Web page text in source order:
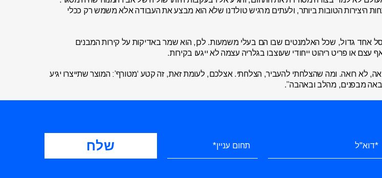
היצירות הטובות ביותר, ולעתים מרגיש טולדנו שלא הוא מבצע את העבודה אלא משמש רק ככלי
אחד גדול, שכל האלמנטים שבו הם בעלי משמעות. לכן, הוא שמר באדיקות על קירות המבנים
או פריט ריהוט ייחודי שעוצבו בגלריה עצמה לא ייגעו בקירות.
לא רואה. ומה שהצלחתי להעביר, הצלחתי. אצלכם, לעומת זאת, זה קטע ‘מטורף’: המוצר שתייצרו יגיע
מבפנים, מהלב ובאהבה”.